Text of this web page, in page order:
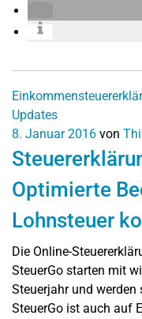
Updates
8. Januar 2016 von
Optimierte
Lohnsteuer
Die Online-
SteuerGo starten mit
Steuerjahr und
SteuerGo ist auch auf